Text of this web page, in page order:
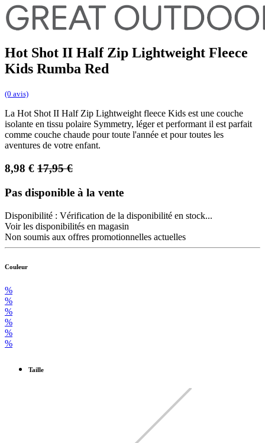
Hot Shot II Half Zip Lightweight Fleece
Kids Rumba Red
(0 avis)
La Hot Shot II Half Zip Lightweight fleece Kids est une couche
isolante en tissu polaire Symmetry, léger et performant il est parfait
comme couche chaude pour toute l'année et pour toutes les
aventures de votre enfant.
8,98 € 17,95€
Pas disponible à la vente
Disponibilité : Vérification de la disponibilité en stock...
Voir les disponibilités en magasin
Non soumis aux offres promotionnelles actuelles
Couleur
%
%
%
%
%
%
Taille